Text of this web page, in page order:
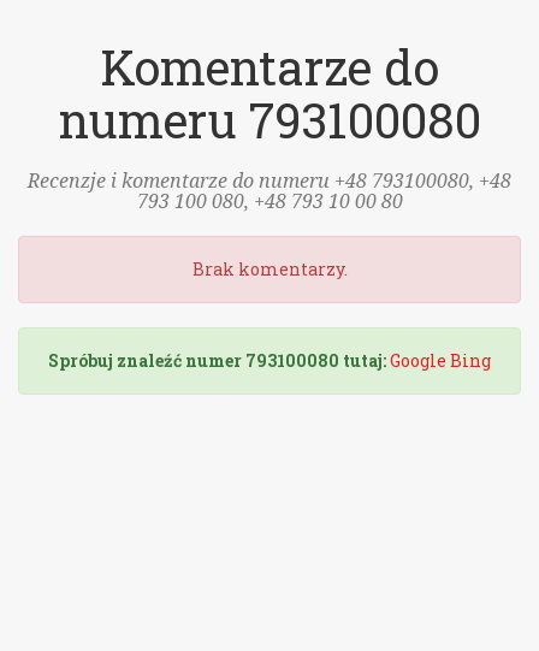
Komentarze do
numeru 793100080
Recenzje i komentarze do numeru +48 793100080, +48
793 100 080, +48 793 10 00 80
Brak komentarzy.
Spróbuj znaleźć numer 793100080 tutaj:Google Bing